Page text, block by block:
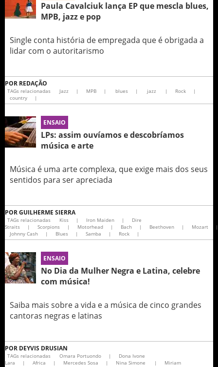
Paula Cavalciuk lança EP que mescla blues,
MPB, jazz e pop
Single conta história de empregada que é obrigada a
lidar com o autoritarismo
POR REDAÇÃO
TAGs relacionadas Jazz | MPB | blues | jazz | Rock
|
country
|
ENSAIO
LPs: assim ouvíamos e descobríamos
música e arte
Música é uma arte complexa, que exige mais dos seus
sentidos para ser apreciada
PORGUILHERME SIERRA
TAGs relacionadas Kiss | Iron Maiden |
Dire
Straits
| Scorpions | Motorhead | Bach | Beethoven | Mozart
|
Johnny Cash
| Blues | Samba | Rock |
ENSAIO
No Dia da Mulher Negra e Latina, celebre
com música!
Saiba mais sobre a vida e a música de cinco grandes
cantoras negras e latinas
POR DEYVIS DRUSIAN
TAGs relacionadas Omara Portuondo |
Dona Ivone
Lara
| Africa | Mercedes Sosa | Nina Simone |
Miriam